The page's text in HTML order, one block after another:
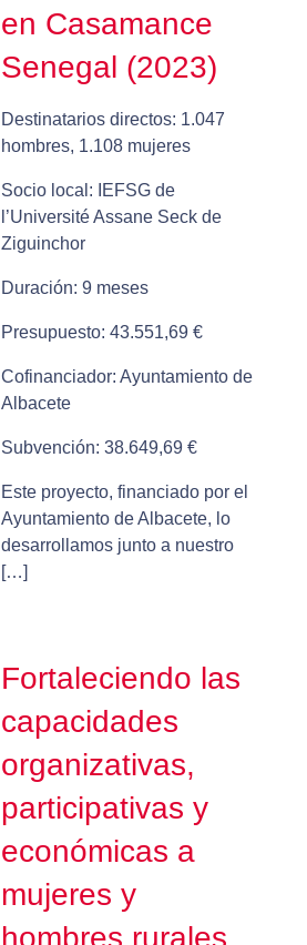
en Casamance
Senegal (2023)
Destinatarios directos: 1.047
hombres, 1.108 mujeres
Socio local: IEFSG de
l’Université Assane Seck de
Ziguinchor
Duración: 9 meses
Presupuesto: 43.551,69 €
Cofinanciador: Ayuntamiento de
Albacete
Subvención: 38.649,69 €
Este proyecto, financiado por el
Ayuntamiento de Albacete, lo
desarrollamos junto a nuestro
[…]
Fortaleciendo las
capacidades
organizativas,
participativas y
económicas a
mujeres y
hombres rurales